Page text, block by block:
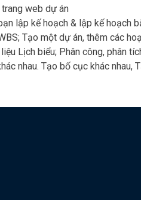
web dự án
lập kế hoạch & lập kế
Tạo một dự án, thêm các
Lịch biểu; Phân công, phân
nhau. Tạo bố cục khác nhau,